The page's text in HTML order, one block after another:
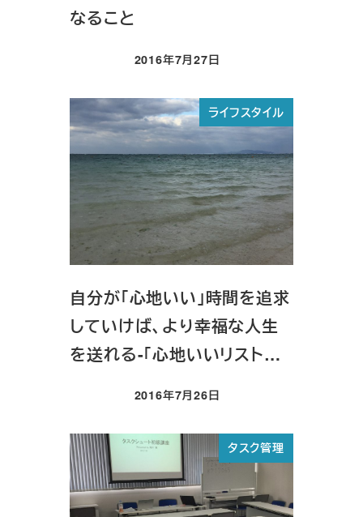
なること
投稿日
2016年7月27日
ライフスタイル
自分が「心地いい」時間を追求
していけば、より幸福な人生
を送れる-「心地いいリスト…
投稿日
2016年7月26日
タスク管理